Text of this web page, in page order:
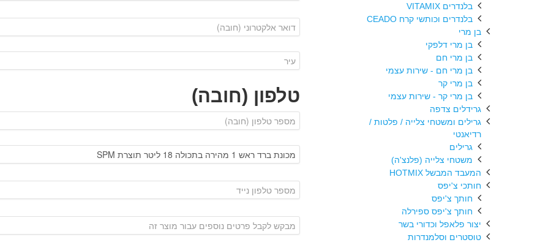
טלפון (חובה)
בלנדרים VITAMIX
בלנדרים וכותשי קרח CEADO
בן מרי
בן מרי דלפקי
בן מרי חם
בן מרי חם - שירות עצמי
בן מרי קר
בן מרי קר - שירות עצמי
גרידלים צדפה
גרילים ומשטחי צלייה / פלטות /
רדיאנטי
גרילים
משטחי צלייה (פלנצ'ה)
המעבד המבשל HOTMIX
חותכי צ'יפס
חותך צ'יפס
חותך צ'יפס ספירלה
יצור פלאפל וכדורי בשר
טוסטרים וסלמנדרות